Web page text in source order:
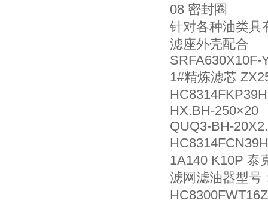
08 密封
针对各种油类具
滤座外壳配合
SRFA630X10F-
1#精炼滤芯
HX.BH-250×20
QUQ3-BH-
1A140 K10P 泰
滤网滤油器型号